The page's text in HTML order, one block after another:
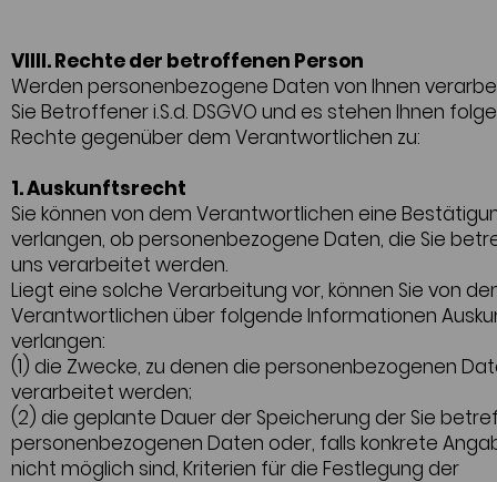
VIIII. Rechte der betroffenen Person
Werden personenbezogene Daten von Ihnen
Sie Betroffener i.S.d. DSGVO und es stehen Ihnen
Rechte gegenüber dem Verantwortlichen zu:
1. Auskunftsrecht
Sie können von dem Verantwortlichen eine
verlangen, ob personenbezogene Daten, die Sie
uns verarbeitet werden.
Liegt eine solche Verarbeitung vor, können Sie von
Verantwortlichen über folgende Informationen
verlangen:
(1) die Zwecke, zu denen die personenbezogenen
verarbeitet werden;
(2) die geplante Dauer der Speicherung der Sie
personenbezogenen Daten oder, falls konkrete
nicht möglich sind, Kriterien für die Festlegung der